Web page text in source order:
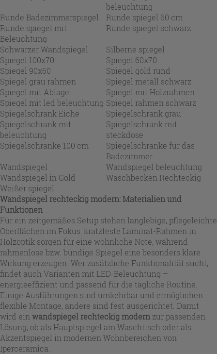
beleuchtung
Runde Badezimmerspiegel
Runde spiegel 60 cm
Runde spiegel mit
Beleuchtung
Runde spiegel schwarz
Schwarzer Wandspiegel
Silberne spiegel
Spiegel 100x70
Spiegel 60x70
Spiegel 90x60
Spiegel gold rund
Spiegel grau rahmen
Spiegel metall schwarz
Spiegel mit Ablage
Spiegel mit Holzrahmen
Spiegel mit led beleuchtung Spiegel rahmen schwarz
Spiegelschrank Eiche
Spiegelschrank grau
Spiegelschrank mit
beleuchtung
Spiegelschrank mit
steckdose
Spiegelschränke 100 cm
Spiegelschränke für das
Badezimmer
Wandspiegel
Wandspiegel beleuchtung
Wandspiegel in Gold
Waschbecken Rechteckig
Weißer spiegel
Wandspiegel rechteckig modern: Materialien und
Funktionen
Für ein zeitgemäßes Setup stehen langlebige, pflegeleichte
Oberflächen im Fokus: kratzfeste Laminat-Rahmen in
Holzoptik sorgen für eine wohnliche Note, während
rahmenlose bzw. bündige Spiegel eine besonders klare
Wirkung erzeugen. Wer zusätzliche Funktionalität sucht,
findet auch Varianten mit LED-Beleuchtung –
energieeffizient und passend für die tägliche Routine.
Einige Ausführungen sind umkehrbar und ermöglichen
flexible Montage, andere sind fest ausgerichtet. Damit
wird ein wandspiegel rechteckig modern zur passenden
Lösung, ob als Hauptspiegel am Waschtisch oder als
Akzentspiegel in modernen Wohnbereichen von
Iperceramica.